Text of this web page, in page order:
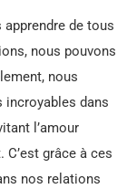
apprendre de tous
nous pouvons
nous
incroyables dans
l’amour
grâce à ces
nos relations